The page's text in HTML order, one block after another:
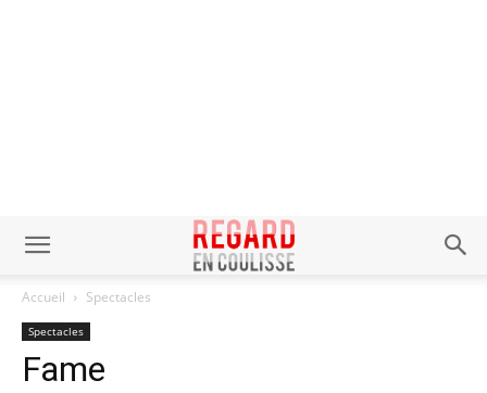
Accueil Spectacles
Spectacles
Fame